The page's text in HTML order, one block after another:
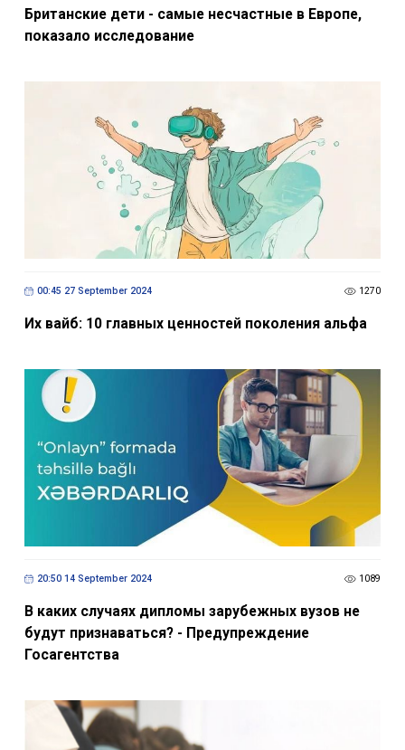
Британские дети - самые несчастные в Европе,
показало исследование
00:45 27 September 2024 1270
Их вайб: 10 главных ценностей поколения альфа
20:50 14 September 2024 1089
В каких случаях дипломы зарубежных вузов не
будут признаваться? - Предупреждение
Госагентства